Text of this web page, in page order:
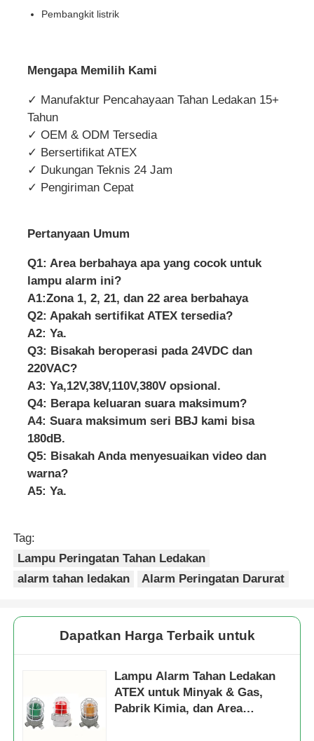
Pembangkit listrik
Mengapa Memilih Kami
✓ Manufaktur Pencahayaan Tahan Ledakan 15+
Tahun
✓ OEM & ODM Tersedia
✓ Bersertifikat ATEX
✓ Dukungan Teknis 24 Jam
✓ Pengiriman Cepat
Pertanyaan Umum
Q1: Area berbahaya apa yang cocok untuk
lampu alarm ini?
A1:Zona 1, 2, 21, dan 22 area berbahaya
Q2: Apakah sertifikat ATEX tersedia?
A2: Ya.
Q3: Bisakah beroperasi pada 24VDC dan
220VAC?
A3: Ya,12V,38V,110V,380V opsional.
Q4: Berapa keluaran suara maksimum?
A4: Suara maksimum seri BBJ kami bisa
180dB.
Q5: Bisakah Anda menyesuaikan video dan
warna?
A5: Ya.
Tag:
Lampu Peringatan Tahan Ledakan
alarm tahan ledakan
Alarm Peringatan Darurat
Dapatkan Harga Terbaik untuk
Lampu Alarm Tahan Ledakan
ATEX untuk Minyak & Gas,
Pabrik Kimia, dan Area